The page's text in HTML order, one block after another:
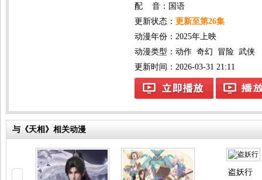
配 音：国语
更新状态： 更新至第26集
动漫年份： 2025年上映
动漫类型： 动作 奇幻 冒险 武侠
更新时间：2026-03-31 21:11
与《天相》相关动漫
盗妖行